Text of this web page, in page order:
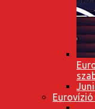
Eurovízió